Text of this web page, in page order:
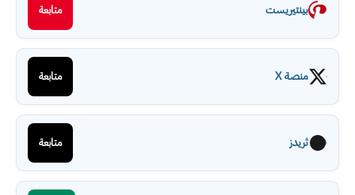
بينتيريست متابعة
منصة X متابعة
ثريدز متابعة